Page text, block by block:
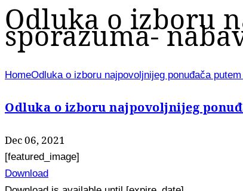
Odluka o izboru
sporazuma-
HomeOdluka o izboru najpovoljnijeg ponuđača
Odluka o izboru najpovoljnijeg
Dec 06, 2021
[featured_image]
Download